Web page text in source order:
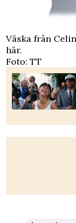
Väska från
här.
Foto: TT